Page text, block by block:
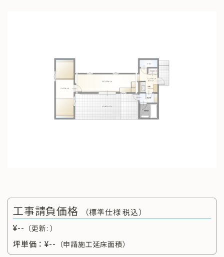
工事請負価格
（標準仕様 税込）
¥-- （更新: ）
坪単価：¥-- （申請施工延床面積）